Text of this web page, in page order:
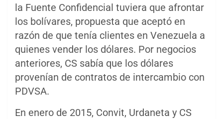
la Fuente Confidencial tuviera que afrontar
los bolívares, propuesta que aceptó en
razón de que tenía clientes en Venezuela a
quienes vender los dólares. Por negocios
anteriores, CS sabía que los dólares
provenían de contratos de intercambio con
PDVSA.
En enero de 2015, Convit, Urdaneta y CS